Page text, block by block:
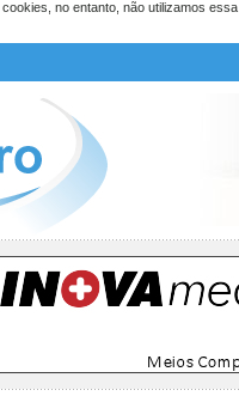
no entanto, não utilizamos